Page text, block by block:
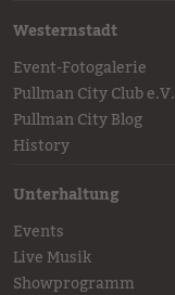
Westernstadt
Event-Fotogalerie
Pullman City Club e.V.
Pullman City Blog
History
Unterhaltung
Events
Live Musik
Showprogramm